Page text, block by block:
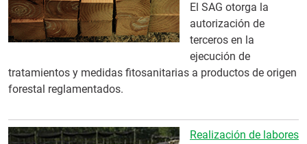
El SAG otorga la
autorización de
terceros en la
ejecución de
tratamientos y medidas fitosanitarias a productos de origen
forestal reglamentados.
Realización de labores